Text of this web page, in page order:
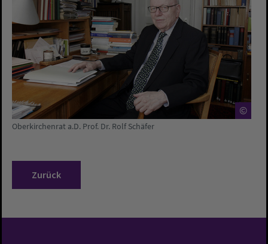
©
Oberkirchenrat a.D. Prof. Dr. Rolf Schäfer
Zurück